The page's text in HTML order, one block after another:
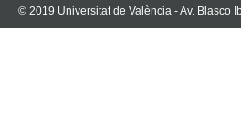
© 2019 Universitat de València - Av. Blasco